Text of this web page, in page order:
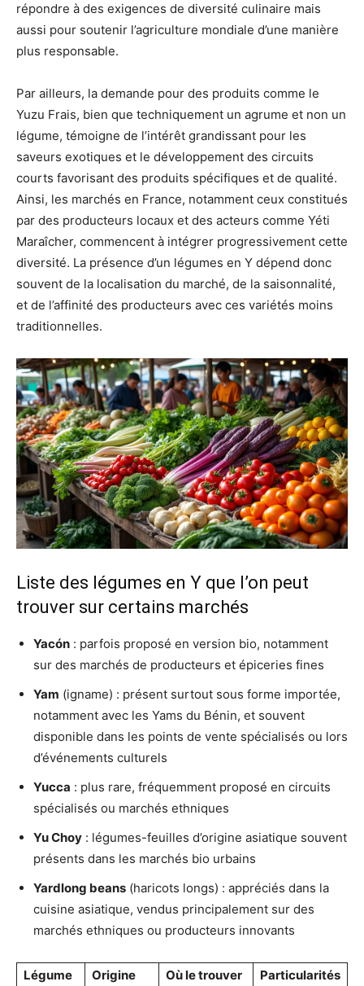
répondre à des exigences de diversité culinaire mais
aussi pour soutenir l’agriculture mondiale d’une manière
plus responsable.
Par ailleurs, la demande pour des produits comme le
Yuzu Frais, bien que techniquement un agrume et non un
légume, témoigne de l’intérêt grandissant pour les
saveurs exotiques et le développement des circuits
courts favorisant des produits spécifiques et de qualité.
Ainsi, les marchés en France, notamment ceux constitués
par des producteurs locaux et des acteurs comme Yéti
Maraîcher, commencent à intégrer progressivement cette
diversité. La présence d’un légumes en Y dépend donc
souvent de la localisation du marché, de la saisonnalité,
et de l’affinité des producteurs avec ces variétés moins
traditionnelles.
Liste des légumes en Y que l’on peut
trouver sur certains marchés
Yacón : parfois proposé en version bio, notamment
sur des marchés de producteurs et épiceries fines
Yam (igname) : présent surtout sous forme importée,
notamment avec les Yams du Bénin, et souvent
disponible dans les points de vente spécialisés ou lors
d’événements culturels
Yucca : plus rare, fréquemment proposé en circuits
spécialisés ou marchés ethniques
Yu Choy : légumes-feuilles d’origine asiatique souvent
présents dans les marchés bio urbains
Yardlong beans (haricots longs) : appréciés dans la
cuisine asiatique, vendus principalement sur des
marchés ethniques ou producteurs innovants
Légume Origine Où le trouver Particularités